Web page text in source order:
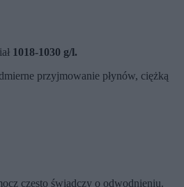
1018-1030 g/l.
przyjmowanie płynów, ciężką
często świadczy o odwodnieniu.